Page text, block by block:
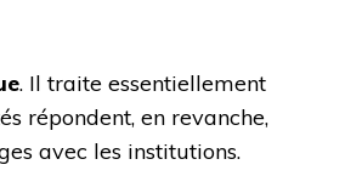
. Il traite essentiellement
répondent, en revanche,
avec les institutions.